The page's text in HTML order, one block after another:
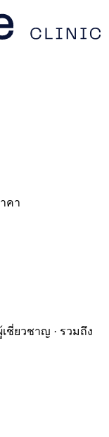
คา
ชี่ยวชาญ · รวมถึง